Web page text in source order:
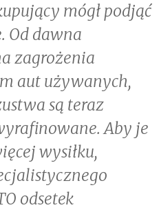
mógł podjąć
Od dawna
zagrożenia
aut używanych,
są teraz
Aby je
wysiłku,
odsetek